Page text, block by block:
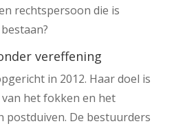
rechtspersoon die is
vereffening
in 2012. Haar doel is
het fokken en het
postduiven. De bestuurders